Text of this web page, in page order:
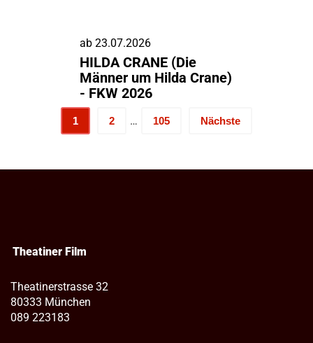
ab 23.07.2026
HILDA CRANE (Die
Männer um Hilda Crane)
- FKW 2026
1 2 … 105 Nächste
Theatiner Film
Theatinerstrasse 32
80333 München
089 223183